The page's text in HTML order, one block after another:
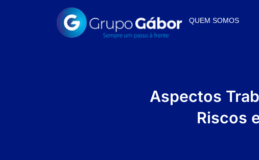
QUEM SOMOS
Aspectos
Riscos